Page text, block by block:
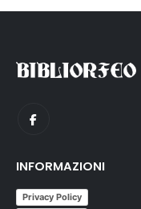
INFORMAZIONI
Privacy Policy